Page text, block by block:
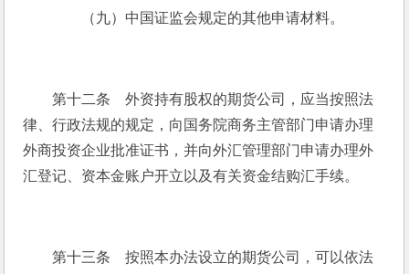
（九）中国证监会规定的其他申请材料。
第十二条　外资持有股权的期货公司，应当按照法
律、行政法规的规定，向国务院商务主管部门申请办理
外商投资企业批准证书，并向外汇管理部门申请办理外
汇登记、资本金账户开立以及有关资金结购汇手续。
第十三条　按照本办法设立的期货公司，可以依法